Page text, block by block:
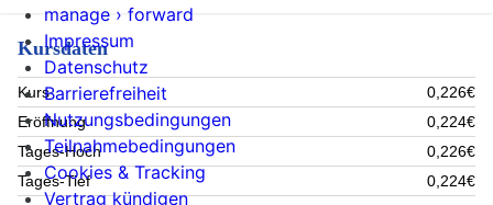
Kursdaten
Kurs
0,226€
Eröffnung
0,224€
Tages-Hoch
0,226€
Tages-Tief
0,224€
manage › forward
Impressum
Datenschutz
Barrierefreiheit
Nutzungsbedingungen
Teilnahmebedingungen
Cookies & Tracking
Vertrag kündigen